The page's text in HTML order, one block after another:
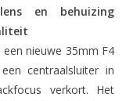
en behuizing
nieuwe 35mm F4
centraalsluiter in
verkort. Het